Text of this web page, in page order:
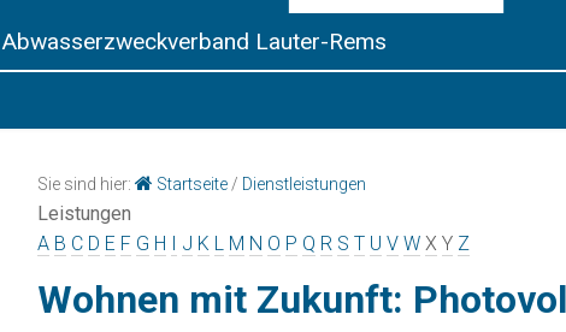
Abwasserzweckverband Lauter-Rems
Sie sind hier: Startseite / Dienstleistungen
Leistungen
A B C D E F G H I J K L M N O P Q R S T U V W X Y Z
Wohnen mit Zukunft: